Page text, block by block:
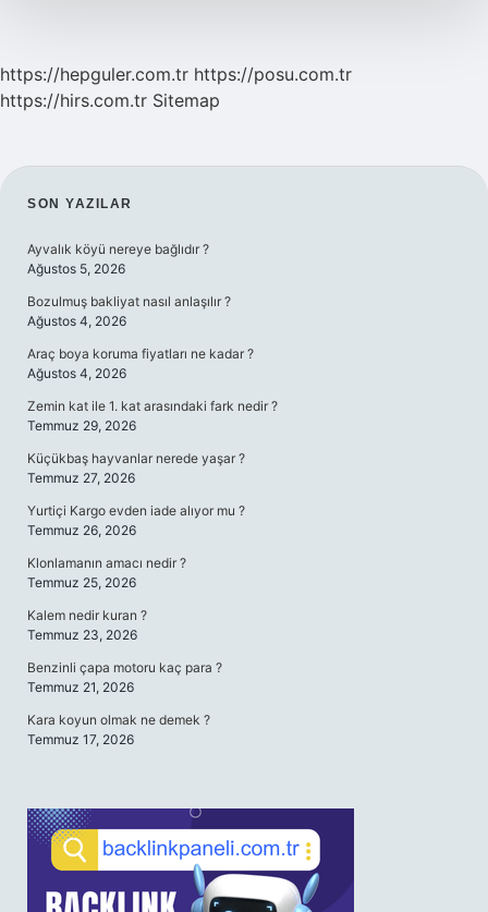
https://hepguler.com.tr https://posu.com.tr
https://hirs.com.tr Sitemap
SIDEBAR
SON YAZILAR
Ayvalık köyü nereye bağlıdır ?
Ağustos 5, 2026
Bozulmuş bakliyat nasıl anlaşılır ?
Ağustos 4, 2026
Araç boya koruma fiyatları ne kadar ?
Ağustos 4, 2026
Zemin kat ile 1. kat arasındaki fark nedir ?
Temmuz 29, 2026
Küçükbaş hayvanlar nerede yaşar ?
Temmuz 27, 2026
Yurtiçi Kargo evden iade alıyor mu ?
Temmuz 26, 2026
Klonlamanın amacı nedir ?
Temmuz 25, 2026
Kalem nedir kuran ?
Temmuz 23, 2026
Benzinli çapa motoru kaç para ?
Temmuz 21, 2026
Kara koyun olmak ne demek ?
Temmuz 17, 2026